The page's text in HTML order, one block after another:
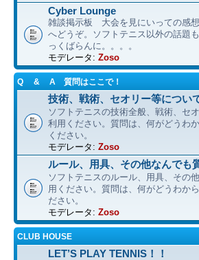
Cyber Lounge
雑談掲示板 大会を見にいっての感
へどうぞ。ソフトテニス以外の話題
っくばらんに。。。。
モデレータ: Zoso
Q & A 質問はここで！
技術、戦術、セオリー等につい
ソフトテニスの技術全般、戦術、セ
利用ください。質問は、何がどうわ
ください。
モデレータ: Zoso
ルール、用具、その他なんでも
ソフトテニスのルール、用具、その
用ください。質問は、何がどうわか
ださい。
モデレータ: Zoso
CLUB HOUSE
LET’S PLAY TENNIS！！